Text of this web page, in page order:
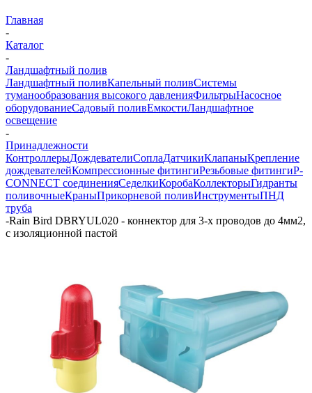
Главная
-
Каталог
-
Ландшафтный полив
Ландшафтный поливКапельный поливСистемы
туманообразования высокого давленияФильтрыНасосное
оборудованиеСадовый поливЕмкостиЛандшафтное
освещение
-
Принадлежности
КонтроллерыДождевателиСоплаДатчикиКлапаныКрепление
дождевателейКомпрессионные фитингиРезьбовые фитингиP-
CONNECT соединенияСеделкиКоробаКоллекторыГидранты
поливочныеКраныПрикорневой поливИнструментыПНД
труба
-Rain Bird DBRYUL020 - коннектор для 3-х проводов до 4мм2,
с изоляционной пастой